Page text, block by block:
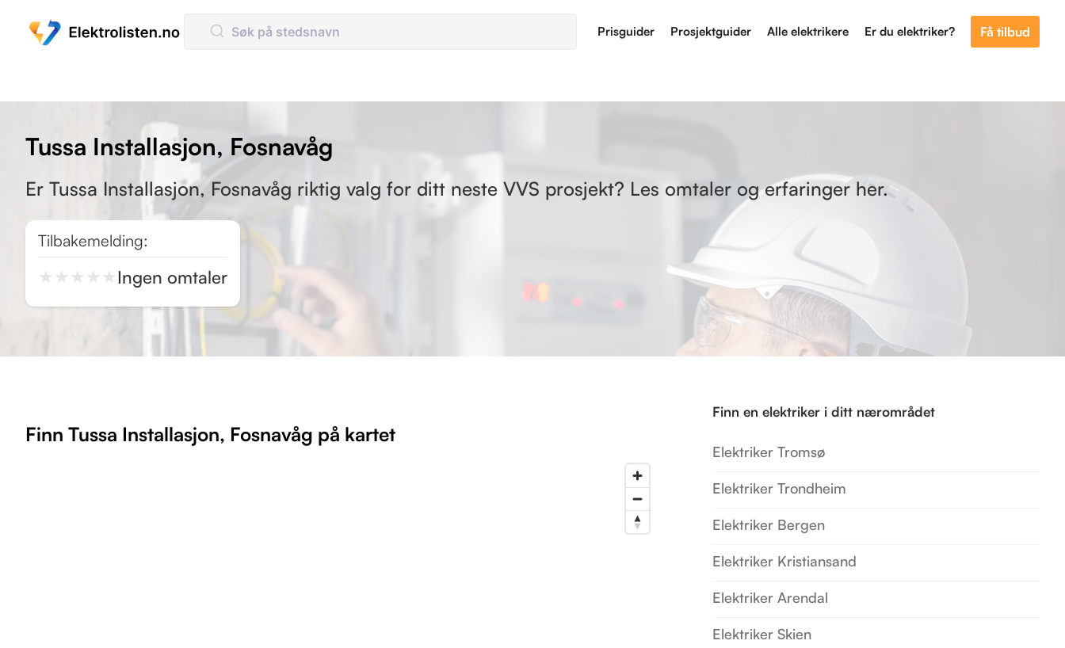
Prisguider Prosjektguider Alle elektrikere Er du elektriker? Få tilbud
Tilbakemelding:
★ ★ ★ ★ ★ Ingen omtaler
Er Tussa Installasjon, Fosnavåg riktig valg for ditt neste VVS prosjekt? Les omtaler og erfaringer her.
Tussa Installasjon, Fosnavåg
Finn Tussa Installasjon, Fosnavåg på kartet
Finn en elektriker i ditt nærområdet
Elektriker Tromsø
Elektriker Trondheim
Elektriker Bergen
Elektriker Kristiansand
Elektriker Arendal
Elektriker Skien